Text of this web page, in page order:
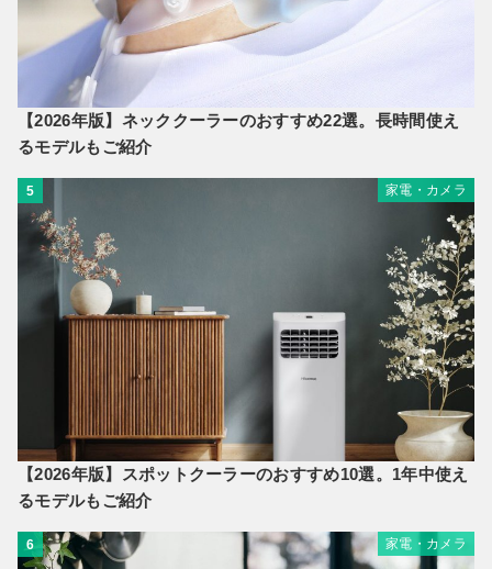
【2026年版】ネッククーラーのおすすめ22選。長時間使え
るモデルもご紹介
5 家電・カメラ
【2026年版】スポットクーラーのおすすめ10選。1年中使え
るモデルもご紹介
6 家電・カメラ